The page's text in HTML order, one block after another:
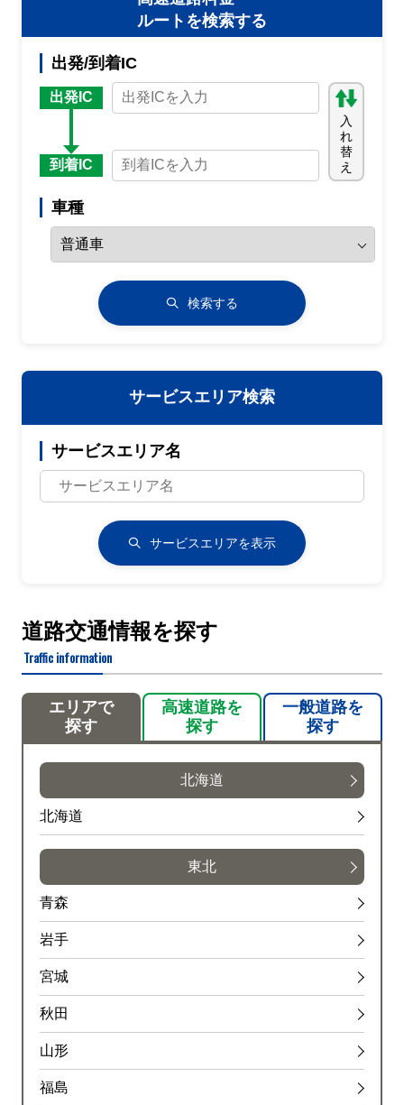
ルートを検索する
出発/到着IC
出発IC
到着IC
入
れ
替
え
車種
検索する
サービスエリア検索
サービスエリア名
サービスエリアを表示
道路交通情報を探す
Traffic information
エリアで
探す
高速道路を
探す
一般道路を
探す
北海道
北海道
東北
青森
岩手
宮城
秋田
山形
福島